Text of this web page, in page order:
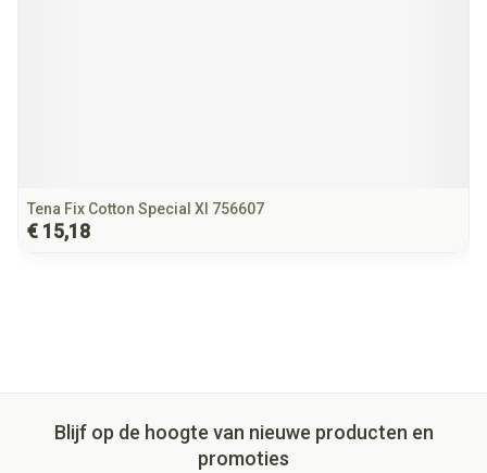
Tena Fix Cotton Special Xl 756607
€ 15,18
Blijf op de hoogte van nieuwe producten en
promoties